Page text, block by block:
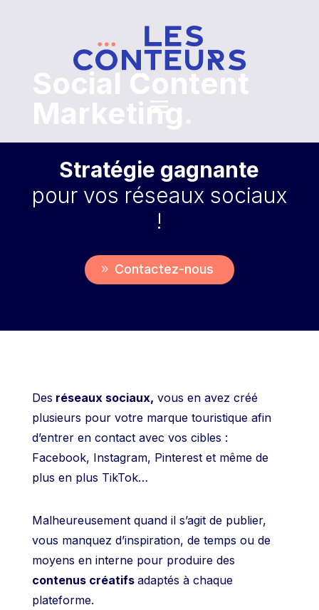
Social Content
Marketing.
Stratégie gagnante
pour vos réseaux sociaux
!
Contactez-nous
Des réseaux sociaux, vous en avez créé
plusieurs pour votre marque touristique afin
d’entrer en contact avec vos cibles :
Facebook, Instagram, Pinterest et même de
plus en plus TikTok…
Malheureusement quand il s’agit de publier,
vous manquez d’inspiration, de temps ou de
moyens en interne pour produire des
contenus créatifs adaptés à chaque
plateforme.